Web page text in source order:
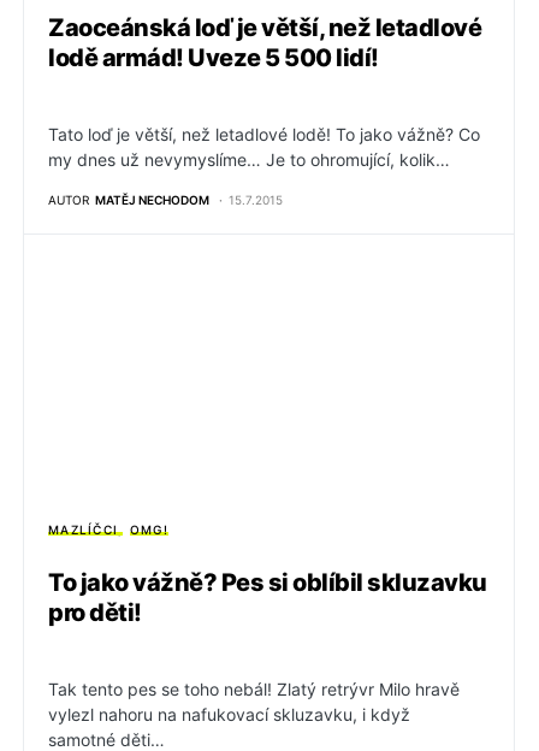
Zaoceánská loď je větší, než letadlové
lodě armád! Uveze 5 500 lidí!
Tato loď je větší, než letadlové lodě! To jako vážně? Co
my dnes už nevymyslíme… Je to ohromující, kolik…
AUTOR MATĚJ NECHODOM 15.7.2015
MAZLÍČCI OMG!
To jako vážně? Pes si oblíbil skluzavku
pro děti!
Tak tento pes se toho nebál! Zlatý retrývr Milo hravě
vylezl nahoru na nafukovací skluzavku, i když
samotné děti…